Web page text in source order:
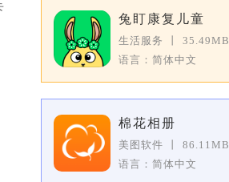
兔盯康复儿童
生活服务
35.49MB
语言：简体中文
棉花相册
美图软件
86.11MB
语言：简体中文